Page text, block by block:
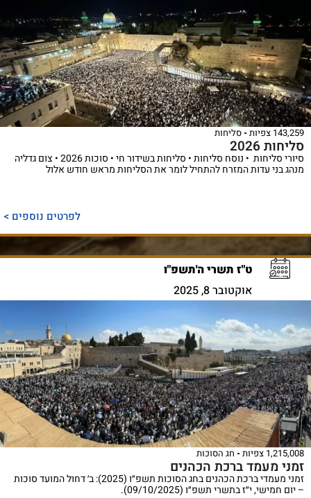
143,259 צפיות סליחות
סליחות 2026
סיורי סליחות • נוסח סליחות • סליחות בשידור חי • סוכות 2026 • צום גדליה
מנהג בני עדות המזרח להתחיל לומר את הסליחות מראש חודש אלול
לפרטים נוספים >
ט"ז תשרי ה'תשפ"ו
אוקטובר 8, 2025
1,215,008 צפיות חג הסוכות
זמני מעמד ברכת הכהנים
זמני מעמדי ברכת הכהנים בחג הסוכות תשפ״ו (2025): ב׳ דחול המועד סוכות
– יום חמישי, י״ז בתשרי תשפ״ו (09/10/2025).